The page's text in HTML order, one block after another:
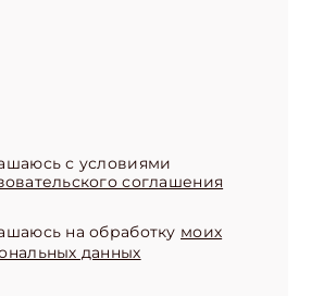
с условиями
соглашения
на обработку моих
данных